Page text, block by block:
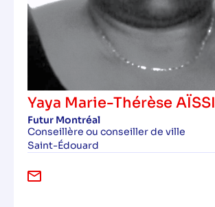
Yaya Marie-Thérèse AÏSSI
Futur Montréal
Conseillère ou conseiller de ville
Saint-Édouard